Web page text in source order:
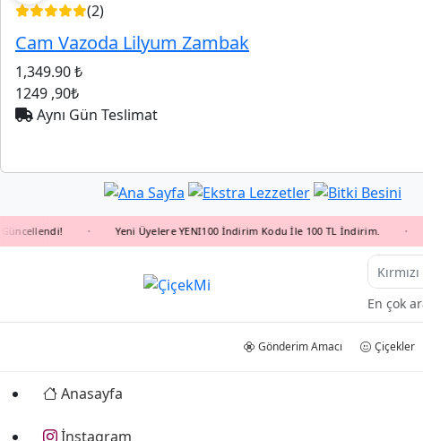
(2)
Cam Vazoda Lilyum Zambak
1,349.90 ₺
1249 ,90₺
Aynı Gün Teslimat
• Yeni Üyelere YENI100 İndirim Kodu İle 100 TL İndirim. •
P
En çok
Gönderim Amacı Çiçekler
Anasayfa
İnstagram